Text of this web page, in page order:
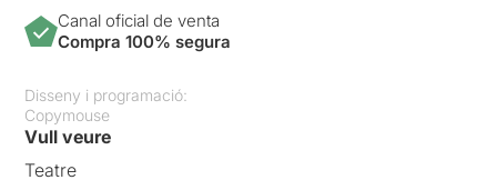
Canal oficial de venta
Compra 100% segura
Disseny i programació:
Copymouse
Vull veure
Teatre